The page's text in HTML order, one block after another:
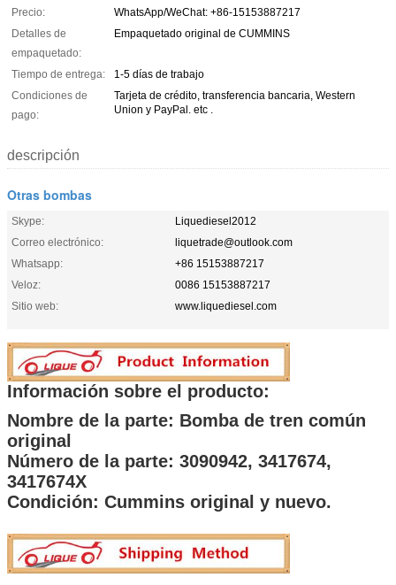
Precio:
WhatsApp/WeChat: +86-15153887217
Detalles de
empaquetado:
Empaquetado original de CUMMINS
Tiempo de entrega:
1-5 días de trabajo
Condiciones de
pago:
Tarjeta de crédito, transferencia bancaria, Western
Union y PayPal. etc .
descripción
Otras bombas
Skype:
Liquediesel2012
Correo electrónico:
liquetrade@outlook.com
Whatsapp:
+86 15153887217
Veloz:
0086 15153887217
Sitio web:
www.liquediesel.com
Información sobre el producto:
Nombre de la parte: Bomba de tren común
original
Número de la parte: 3090942, 3417674,
3417674X
Condición: Cummins original y nuevo.